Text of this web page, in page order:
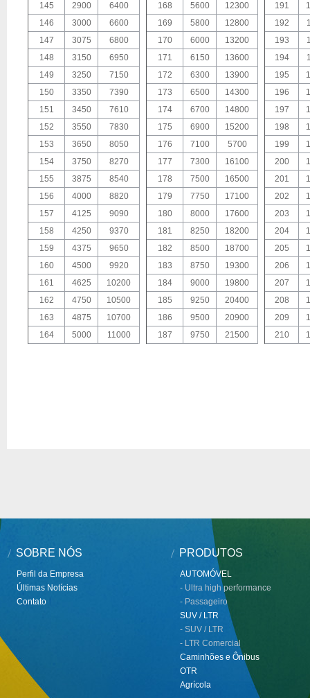
145
2900
6400
146
3000
6600
147
3075
6800
148
3150
6950
149
3250
7150
150
3350
7390
151
3450
7610
152
3550
7830
153
3650
8050
154
3750
8270
155
3875
8540
156
4000
8820
157
4125
9090
158
4250
9370
159
4375
9650
160
4500
9920
161
4625
10200
162
4750
10500
163
4875
10700
164
5000 11000
168
5600
12300
169
5800
12800
170
6000
13200
171
6150
13600
172
6300
13900
173
6500
14300
174
6700
14800
175
6900
15200
176
7100
5700
177
7300
16100
178
7500
16500
179
7750
17100
180
8000
17600
181
8250
18200
182
8500
18700
183
8750
19300
184
9000
19800
185
9250
20400
186
9500
20900
187
9750 21500
191
192
193
194
195
196
197
198
199
200
201
202
203
204
205
206
207
208
209
210
SOBRE NÓS
Perfil da Empresa
Últimas Notícias
Contato
PRODUTOS
AUTOMÓVEL
- Ultra high performance
- Passageiro
SUV / LTR
- SUV / LTR
- LTR Comercial
Caminhões e Ônibus
OTR
Agrícola